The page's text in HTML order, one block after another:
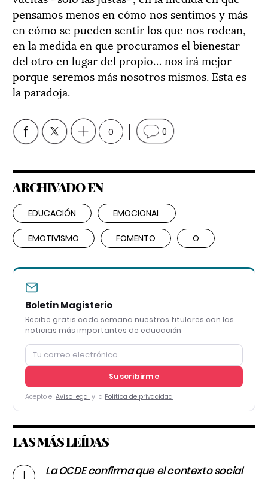
pensamos menos en cómo nos sentimos y más
en cómo se pueden sentir los que nos rodean,
en la medida en que procuramos el bienestar
del otro en lugar del propio… nos irá mejor
porque seremos más nosotros mismos. Esta es
la paradoja.
0 0
ARCHIVADO EN
EDUCACIÓN EMOCIONAL
EMOTIVISMO FOMENTO O
Boletín Magisterio
Recibe gratis cada semana nuestros titulares con las
noticias más importantes de educación
Suscribirme
Acepto el Aviso legal y la Política de privacidad
LAS MÁS LEÍDAS
La OCDE confirma que el contexto social